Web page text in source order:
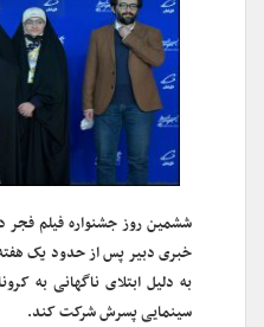
ششمین روز جشنواره فیلم
خبری دبیر پس از حدود یک هفته
به دلیل ابتلای ناگهانی به
سینمایی پسرش شرکت کند.